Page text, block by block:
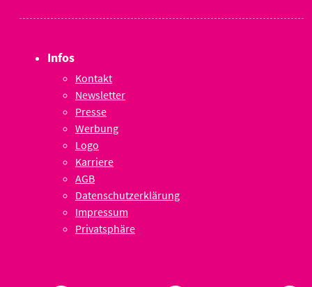
Infos
Kontakt
Newsletter
Presse
Werbung
Logo
Karriere
AGB
Datenschutzerklärung
Impressum
Privatsphäre